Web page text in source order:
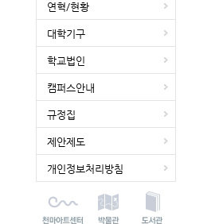
연혁/현황
대학기구
학교법인
캠퍼스안내
규정집
제안제도
개인정보처리방침